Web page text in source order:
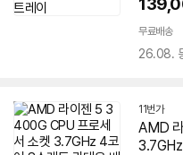
무료배송
26.08.
11번가
AMD